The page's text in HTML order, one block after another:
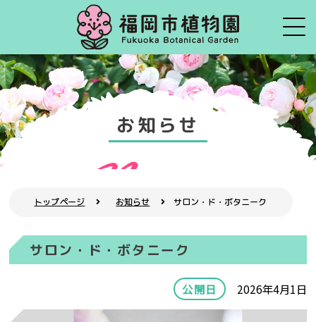
お知らせ
トップページ お知らせ サロン・ド・ボタニーク
サロン・ド・ボタニーク
公開日 2026年4月1日